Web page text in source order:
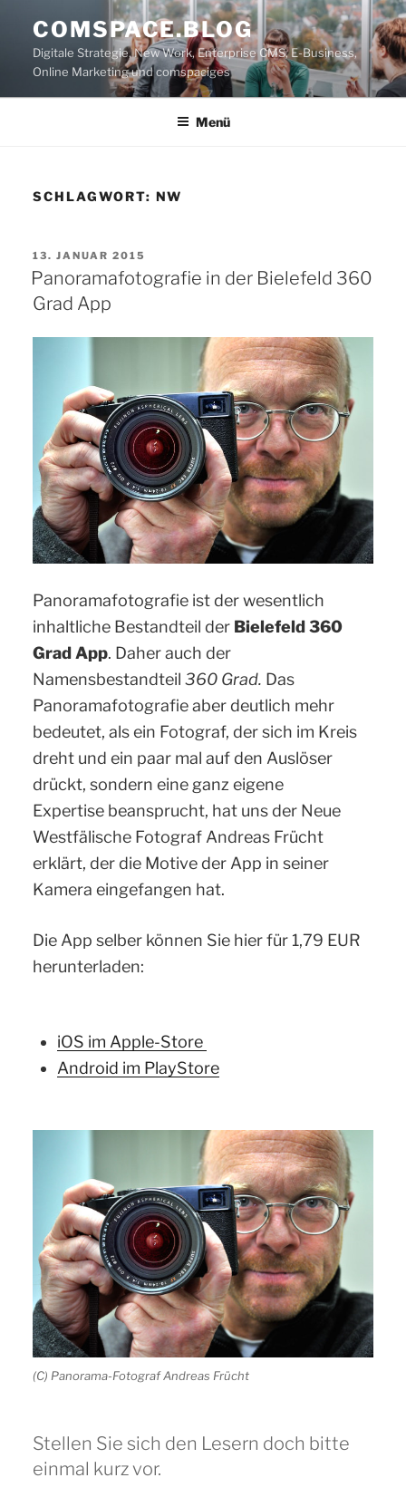
Inhalt
springen
COMSPACE.BLOG
Digitale Strategie, New Work, Enterprise CMS, E-Business,
Online Marketing und comspaciges
Menü
SCHLAGWORT: NW
VERÖFFENTLICHT
AM
13. JANUAR 2015
Panoramafotografie in der Bielefeld 360
Grad App
Panoramafotografie ist der wesentlich
inhaltliche Bestandteil der Bielefeld 360
Grad App. Daher auch der
Namensbestandteil 360 Grad. Das
Panoramafotografie aber deutlich mehr
bedeutet, als ein Fotograf, der sich im Kreis
dreht und ein paar mal auf den Auslöser
drückt, sondern eine ganz eigene
Expertise beansprucht, hat uns der Neue
Westfälische Fotograf Andreas Frücht
erklärt, der die Motive der App in seiner
Kamera eingefangen hat.
Die App selber können Sie hier für 1,79 EUR
herunterladen:
iOS im Apple-Store
Android im PlayStore
(C) Panorama-Fotograf Andreas Frücht
Stellen Sie sich den Lesern doch bitte
einmal kurz vor.